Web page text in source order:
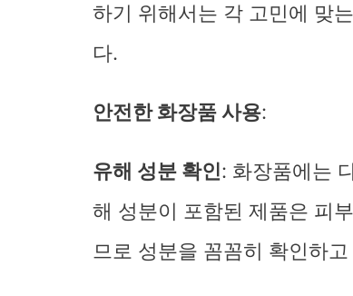
하기 위해서는 각 고민에 맞
다.
안전한 화장품 사용:
유해 성분 확인: 화장품에는
해 성분이 포함된 제품은 피
므로 성분을 꼼꼼히 확인하